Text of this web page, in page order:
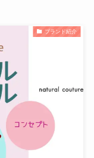
ブランド紹介